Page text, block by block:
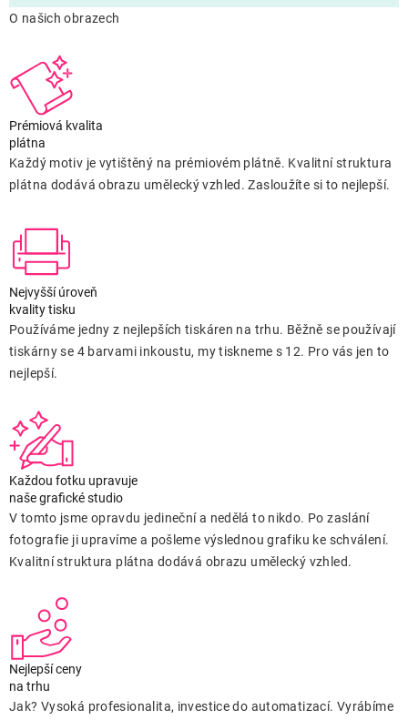
O našich obrazech
Prémiová kvalita
plátna
Každý motiv je vytištěný na prémiovém plátně. Kvalitní struktura
plátna dodává obrazu umělecký vzhled. Zasloužíte si to nejlepší.
Nejvyšší úroveň
kvality tisku
Používáme jedny z nejlepších tiskáren na trhu. Běžně se používají
tiskárny se 4 barvami inkoustu, my tiskneme s 12. Pro vás jen to
nejlepší.
Každou fotku upravuje
naše grafické studio
V tomto jsme opravdu jedineční a nedělá to nikdo. Po zaslání
fotografie ji upravíme a pošleme výslednou grafiku ke schválení.
Kvalitní struktura plátna dodává obrazu umělecký vzhled.
Nejlepší ceny
na trhu
Jak? Vysoká profesionalita, investice do automatizací. Vyrábíme